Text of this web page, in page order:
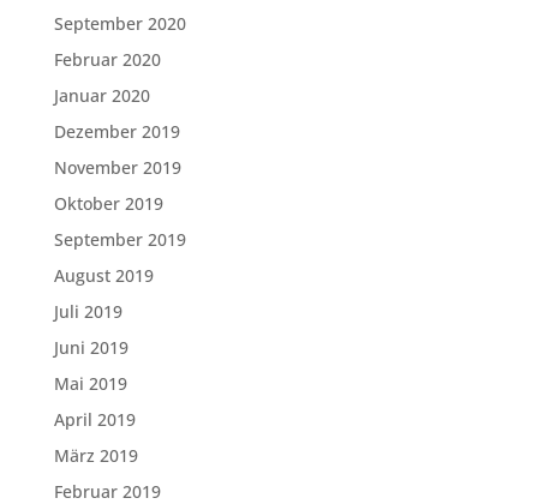
September 2020
Februar 2020
Januar 2020
Dezember 2019
November 2019
Oktober 2019
September 2019
August 2019
Juli 2019
Juni 2019
Mai 2019
April 2019
März 2019
Februar 2019